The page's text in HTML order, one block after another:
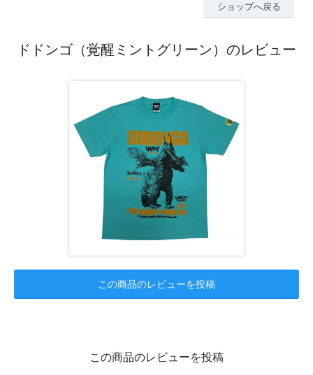
ショップへ戻る
ドドンゴ（覚醒ミントグリーン）のレビュー
この商品のレビューを投稿
この商品のレビューを投稿